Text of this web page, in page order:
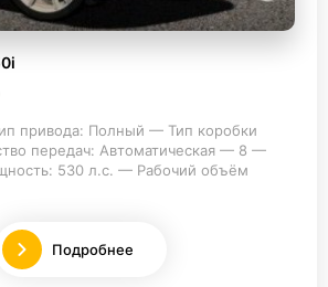
привода: Полный — Тип коробки
передач: Автоматическая — 8 —
530 л.с. — Рабочий объём
Подробнее